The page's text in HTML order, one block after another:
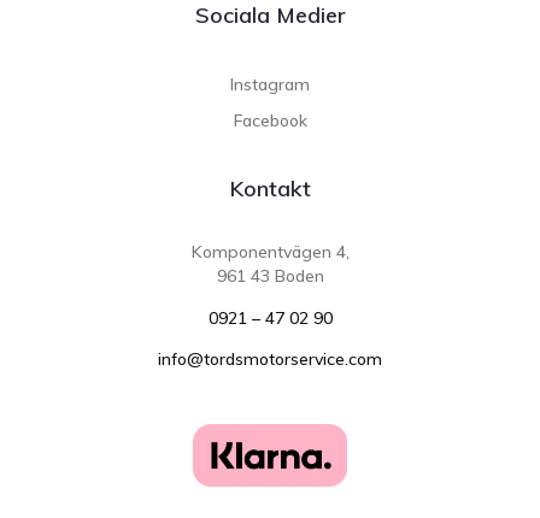
Sociala Medier
Instagram
Facebook
Kontakt
Komponentvägen 4,
961 43 Boden
0921 – 47 02 90
info@tordsmotorservice.com